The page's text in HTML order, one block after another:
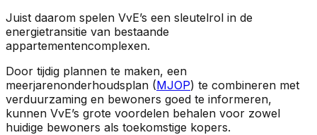
Juist daarom spelen VvE’s een sleutelrol in de
energietransitie van bestaande
appartementencomplexen.
Door tijdig plannen te maken, een
meerjarenonderhoudsplan (MJOP) te combineren met
verduurzaming en bewoners goed te informeren,
kunnen VvE’s grote voordelen behalen voor zowel
huidige bewoners als toekomstige kopers.